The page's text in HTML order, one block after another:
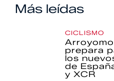
Más leídas
CICLISMO
prepara
los
de
y XCR